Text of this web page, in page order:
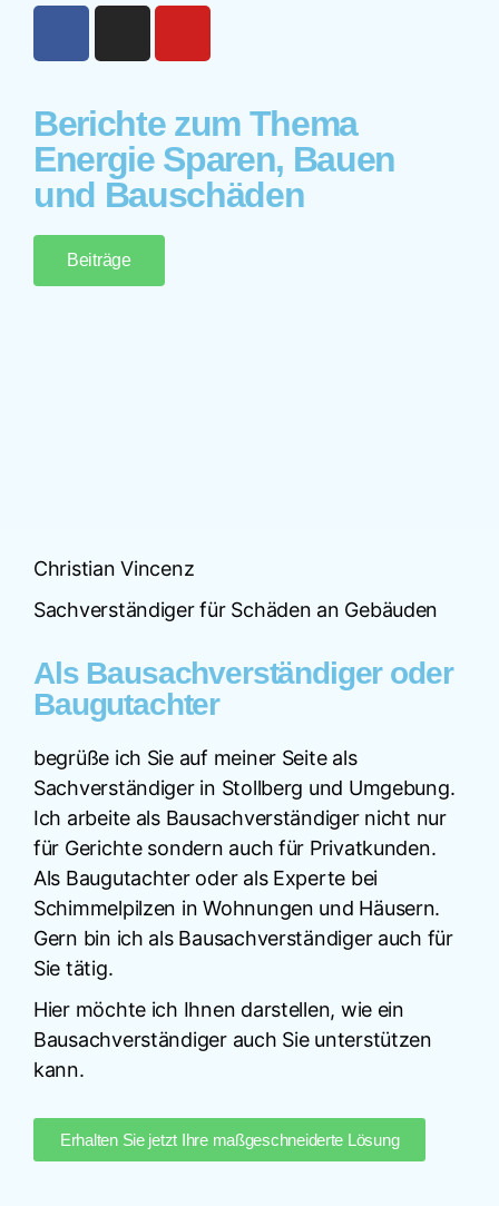
Berichte zum Thema
Energie Sparen, Bauen
und Bauschäden
Beiträge
Christian Vincenz
Sachverständiger für Schäden an Gebäuden
Als Bausachverständiger oder
Baugutachter
begrüße ich Sie auf meiner Seite als
Sachverständiger in Stollberg und Umgebung.
Ich arbeite als Bausachverständiger nicht nur
für Gerichte sondern auch für Privatkunden.
Als Baugutachter oder als Experte bei
Schimmelpilzen in Wohnungen und Häusern.
Gern bin ich als Bausachverständiger auch für
Sie tätig.
Hier möchte ich Ihnen darstellen, wie ein
Bausachverständiger auch Sie unterstützen
kann.
Erhalten Sie jetzt Ihre maßgeschneiderte Lösung